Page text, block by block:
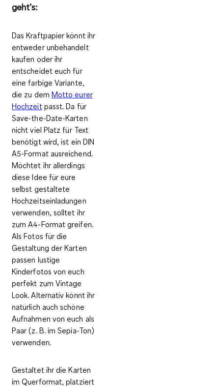
geht’s:
Das Kraftpapier könnt ihr
entweder unbehandelt
kaufen oder ihr
entscheidet euch für
eine farbige Variante,
die zu dem Motto eurer
Hochzeit passt. Da für
Save-the-Date-Karten
nicht viel Platz für Text
benötigt wird, ist ein DIN
A5-Format ausreichend.
Möchtet ihr allerdings
diese Idee für eure
selbst gestaltete
Hochzeitseinladungen
verwenden, solltet ihr
zumA4-Format greifen.
Als Fotos für die
Gestaltung der Karten
passen lustige
Kinderfotos von euch
perfekt zum Vintage
Look. Alternativ könnt ihr
natürlich auch schöne
Aufnahmen von euch als
Paar (z. B. im Sepia-Ton)
verwenden.
Gestaltet ihr die Karten
im Querformat, platziert